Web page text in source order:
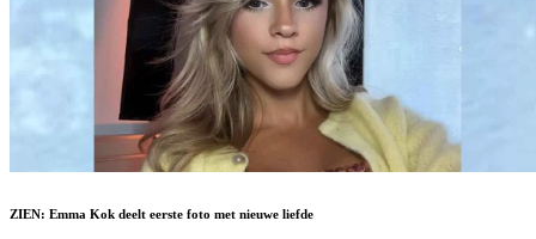
ZIEN: Emma Kok deelt eerste foto met nieuwe liefde